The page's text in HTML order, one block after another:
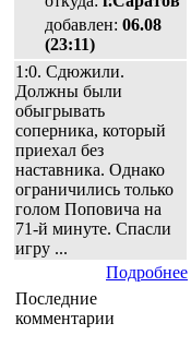
добавлен: 06.08
(23:11)
1:0. Сдюжили.
Должны были
обыгрывать
соперника, который
приехал без
наставника. Однако
ограничились только
голом Поповича на
71-й минуте. Спасли
игру ...
Подробнее
Последние
комментарии